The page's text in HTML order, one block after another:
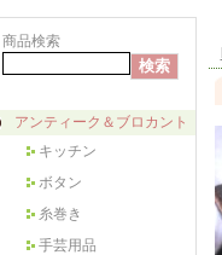
商品検索
アンティーク＆ブロカント
キッチン
ボタン
糸巻き
手芸用品